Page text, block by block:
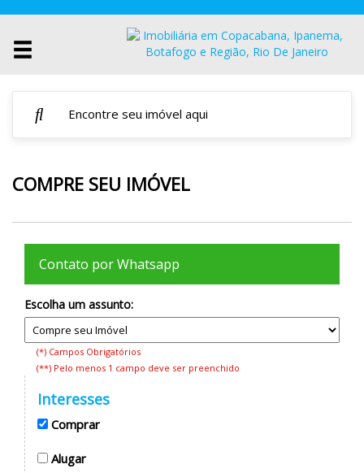
COMPRE SEU IMÓVEL
Contato por Whatsapp
Escolha um assunto:
(*) Campos Obrigatórios
(**) Pelo menos 1 campo deve ser preenchido
Interesses
Comprar
Alugar